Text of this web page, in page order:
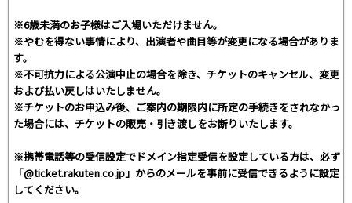
※6歳未満のお子様はご入場いただけません。
※やむを得ない事情により、出演者や曲目等が変更になる場合がありま
す。
※不可抗力による公演中止の場合を除き、チケットのキャンセル、変更
および払い戻しはいたしません。
※チケットのお申込み後、ご案内の期限内に所定の手続きをされなかっ
た場合には、チケットの販売・引き渡しをお断りいたします。
※携帯電話等の受信設定でドメイン指定受信を設定している方は、必ず
「@ticket.rakuten.co.jp」からのメールを事前に受信できるように設定
してください。